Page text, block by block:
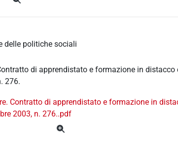
delle politiche sociali
di apprendistato e formazione in
276.
Contratto di apprendistato e formazione in
2003, n. 276..pdf